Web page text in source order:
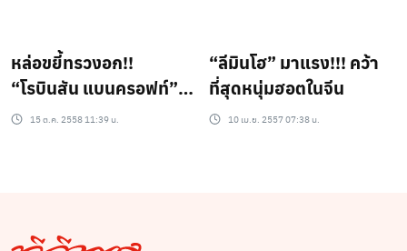
หล่อขยี้ทรวงอก!!
“โรบินสัน แบนครอฟท์”
นายแบบลูกครึ่งอังกฤษ-
15 ต.ค. 2558 11:39 น.
“ลีมินโฮ” มาแรง!!! คว้า
ที่สุดหนุ่มฮอตในจีน
10 เม.ย. 2557 07:38 น.